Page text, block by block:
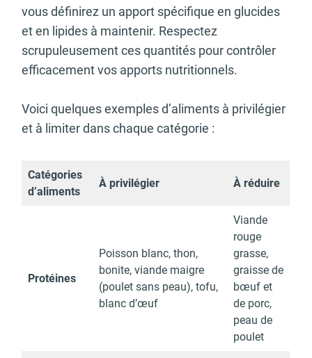
vous définirez un apport spécifique en glucides
et en lipides à maintenir. Respectez
scrupuleusement ces quantités pour contrôler
efficacement vos apports nutritionnels.
Voici quelques exemples d’aliments à privilégier
et à limiter dans chaque catégorie :
Catégories
d’aliments
À privilégier À réduire
Protéines
Poisson blanc, thon,
bonite, viande maigre
(poulet sans peau), tofu,
blanc d’œuf
Viande
rouge
grasse,
graisse de
bœuf et
de porc,
peau de
poulet